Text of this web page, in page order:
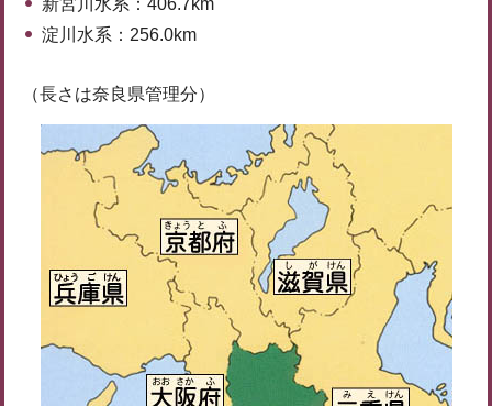
新宮川水系：406.7km
淀川水系：256.0km
（長さは奈良県管理分）